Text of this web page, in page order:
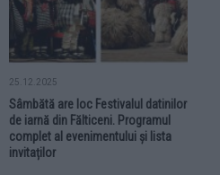
25.12.2025
Sâmbătă are loc Festivalul datinilor
de iarnă din Fălticeni. Programul
complet al evenimentului și lista
invitaților